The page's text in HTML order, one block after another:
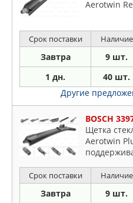
Aerotwin
Срок поставки Наличие
Завтра 9 шт.
1 дн. 40 шт.
Другие
BOSCH
Щетка
Aerotwin
рычаг
Срок поставки Наличие
Завтра 9 шт.